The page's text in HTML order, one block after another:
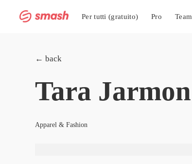
Per tutti (gratuito) Pro Team
Tara Jarmon
← back
Apparel & Fashion